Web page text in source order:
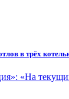
в трёх
«На